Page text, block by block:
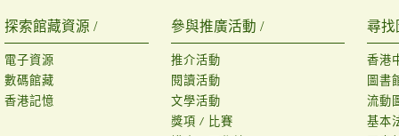
探索館藏資源 /
電子資源
數碼館藏
香港記憶
參與推廣活動 /
推介活動
閱讀活動
文學活動
獎項 / 比賽
尋找
香港
圖書
流動
基本